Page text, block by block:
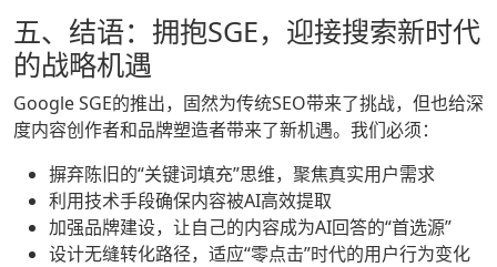
五、结语：拥抱SGE，迎接搜索新时代
的战略机遇
Google SGE的推出，固然为传统SEO带来了挑战，但也给深
度内容创作者和品牌塑造者带来了新机遇。我们必须：
摒弃陈旧的“关键词填充”思维，聚焦真实用户需求
利用技术手段确保内容被AI高效提取
加强品牌建设，让自己的内容成为AI回答的“首选源”
设计无缝转化路径，适应“零点击”时代的用户行为变化